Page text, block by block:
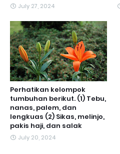
July 27, 2024
Perhatikan kelompok
tumbuhan berikut. (1) Tebu,
nanas, palem, dan
lengkuas (2) Sikas, melinjo,
pakis haji, dan salak
July 20, 2024